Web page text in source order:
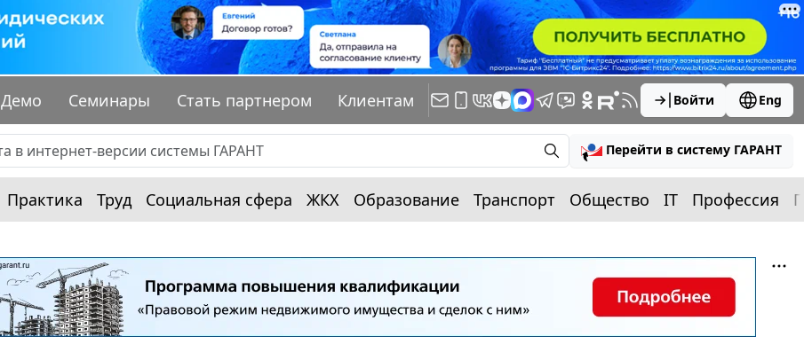
Демо Семинары Стать партнером Клиентам Войти Eng
Перейти в систему ГАРАНТ
Практика Труд Социальная сфера ЖКХ Образование Транспорт Общество IT Профессия